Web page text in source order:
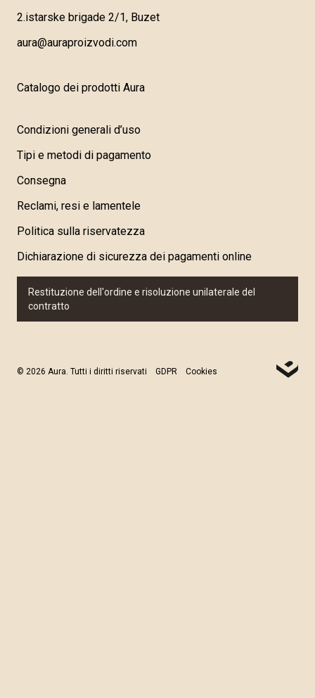
2.istarske brigade 2/1, Buzet
aura@auraproizvodi.com
Catalogo dei prodotti Aura
Condizioni generali d’uso
Tipi e metodi di pagamento
Consegna
Reclami, resi e lamentele
Politica sulla riservatezza
Dichiarazione di sicurezza dei pagamenti online
Restituzione dell'ordine e risoluzione unilaterale del
contratto
© 2026 Aura. Tutti i diritti riservati GDPR Cookies